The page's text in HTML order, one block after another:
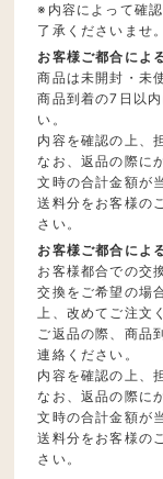
※内容によって確
了承くださいませ。
お客様ご都合によ
商品は未開封・未
商品到着の7日以
い。
内容を確認の上、
なお、返品の際に
文時の合計金額が
送料分をお客様の
さい。
お客様ご都合によ
お客様都合での交
交換をご希望の場
上、改めてご注文
ご返品の際、商品
連絡ください。
内容を確認の上、
なお、返品の際に
文時の合計金額が
送料分をお客様の
さい。